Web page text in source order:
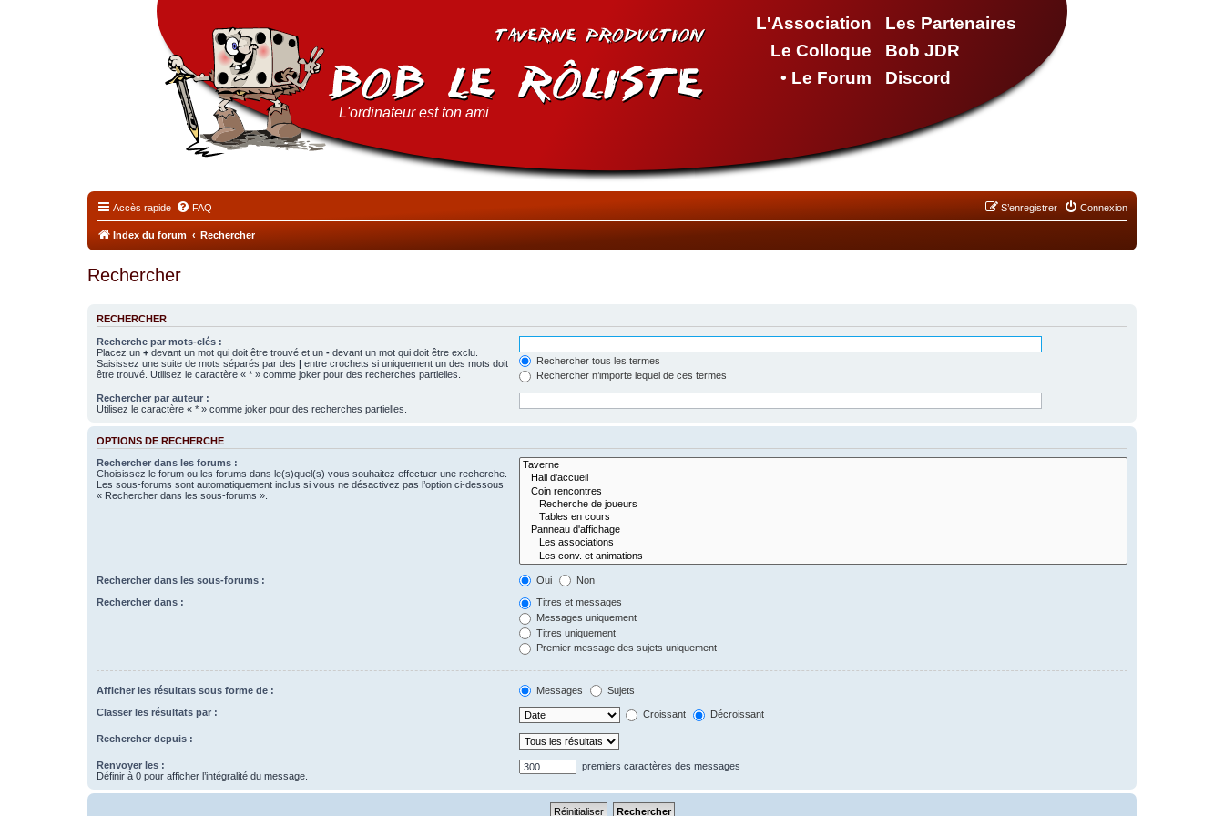
L'Association
Le Colloque
• Le Forum
Les Partenaires
Bob JDR
Discord
L'ordinateur est ton ami
Accès rapide FAQ Connexion
S’enregistrer
Index du forum Rechercher
Rechercher
RECHERCHER
Recherche par mots-clés :
Placez un + devant un mot qui doit être trouvé et un - devant un mot qui doit être exclu.
Saisissez une suite de mots séparés par des | entre crochets si uniquement un des mots doit
être trouvé. Utilisez le caractère « * » comme joker pour des recherches partielles.
Rechercher tous les termes
Rechercher n’importe lequel de ces termes
Rechercher par auteur :
Utilisez le caractère « * » comme joker pour des recherches partielles.
OPTIONS DE RECHERCHE
Rechercher dans les forums :
Choisissez le forum ou les forums dans le(s)quel(s) vous souhaitez effectuer une recherche.
Les sous-forums sont automatiquement inclus si vous ne désactivez pas l’option ci-dessous
« Rechercher dans les sous-forums ».
Rechercher dans les sous-forums : Oui Non
Rechercher dans :
Titres et messages
Messages uniquement
Titres uniquement
Premier message des sujets uniquement
Afficher les résultats sous forme de : Messages Sujets
Classer les résultats par : Croissant Décroissant
Rechercher depuis :
Renvoyer les :
Définir à 0 pour afficher l’intégralité du message.
premiers caractères des messages